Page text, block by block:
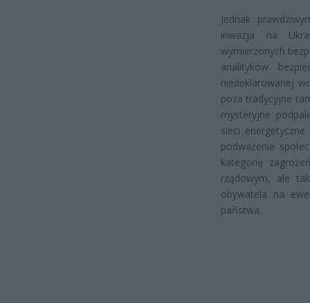
Jednak
inwazja na
wymierzonych
analityków
niedeklarowanej
poza tradycyjne
mysteryjne
sieci
podważenie
kategorię
rządowym, ale
obywatela na
państwa.